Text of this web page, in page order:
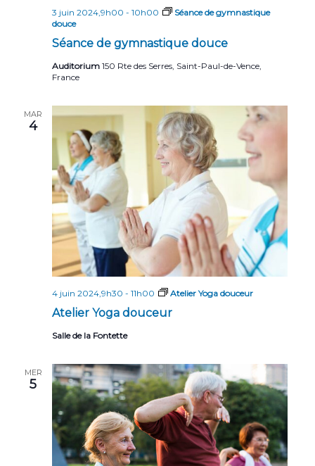
Séance de gymnastique douce
3 juin 2024,9h00 - 10h00
Séance de gymnastique
douce
Auditorium 150 Rte des Serres, Saint-Paul-de-Vence,
France
MAR
4
Atelier Yoga douceur
4 juin 2024,9h30 - 11h00 Atelier Yoga douceur
Salle de la Fontette
MER
5